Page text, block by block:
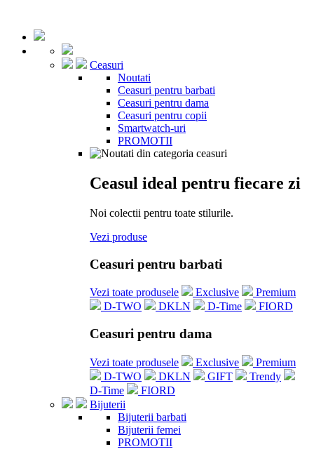
Ceasuri
Noutati
Ceasuri pentru barbati
Ceasuri pentru dama
Ceasuri pentru copii
Smartwatch-uri
PROMOTII
Ceasul ideal pentru fiecare zi
Noi colectii pentru toate stilurile.
Vezi produse
Ceasuri pentru barbati
Vezi toate produsele Exclusive
Premium
D-TWO
DKLN D-Time FIORD
Ceasuri pentru dama
Vezi toate produsele Exclusive
Premium
D-TWO
DKLN GIFT
Trendy
D-Time
FIORD
Bijuterii
Bijuterii barbati
Bijuterii femei
PROMOTII